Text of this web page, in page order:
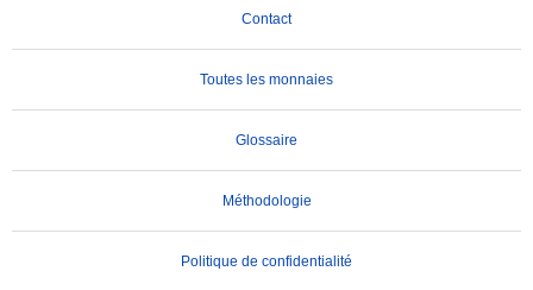
Contact
Toutes les monnaies
Glossaire
Méthodologie
Politique de confidentialité